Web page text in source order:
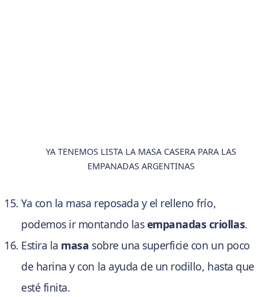
YA TENEMOS LISTA LA MASA CASERA PARA LAS
EMPANADAS ARGENTINAS
Ya con la masa reposada y el relleno frío,
podemos ir montando lasempanadas criollas.
Estira la masa sobre una superficie con un poco
de harina y con la ayuda de un rodillo, hasta que
esté finita.